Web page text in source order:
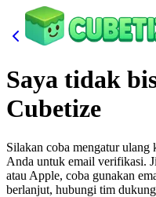
Saya tidak
Cubetize
Silakan coba mengatur ulang
Anda untuk email verifikasi.
atau Apple, coba gunakan
berlanjut, hubungi tim